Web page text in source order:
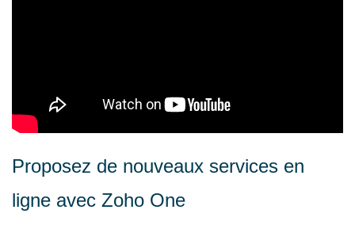
Proposez de nouveaux services en
ligne avec Zoho One